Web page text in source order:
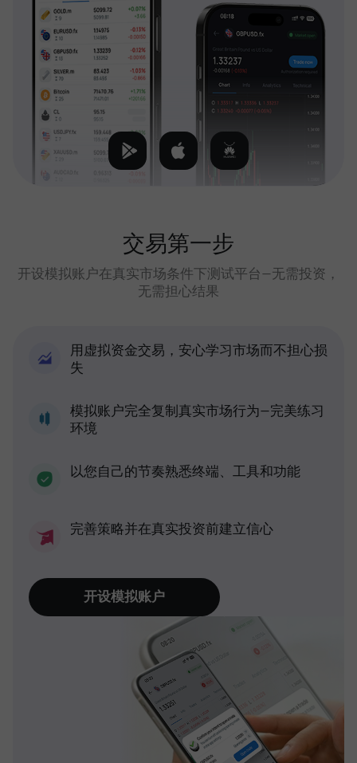
交易第一步
开设模拟账户在真实市场条件下测试平台—无需投资，
无需担心结果
用虚拟资金交易，安心学习市场而不担心损
失
模拟账户完全复制真实市场行为—完美练习
环境
以您自己的节奏熟悉终端、工具和功能
完善策略并在真实投资前建立信心
开设模拟账户